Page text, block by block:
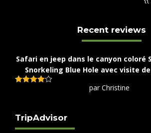
Recent reviews
Safari en jeep dans le canyon coloré
Snorkeling Blue Hole avec visite
par Christine
TripAdvisor